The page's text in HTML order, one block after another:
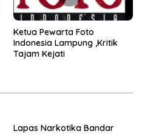
Ketua Pewarta Foto
Indonesia Lampung ,Kritik
Tajam Kejati
Lapas Narkotika Bandar